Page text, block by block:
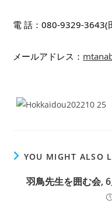
電 話：080-9329-3643(
メールアドレス：
YOU MIGHT ALSO
羽鳥先生を囲む会,